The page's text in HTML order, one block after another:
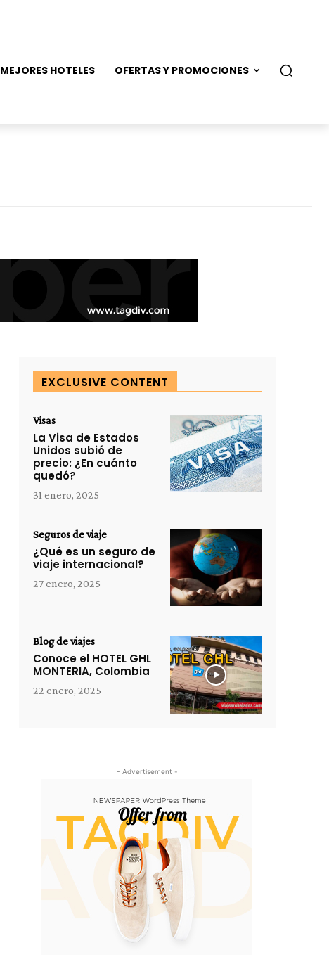
MEJORES HOTELES OFERTAS Y PROMOCIONES
EXCLUSIVE CONTENT
Visas
La Visa de Estados
Unidos subió de
precio: ¿En cuánto
quedó?
31 enero, 2025
Seguros de viaje
¿Qué es un seguro de
viaje internacional?
27 enero, 2025
Blog de viajes
Conoce el HOTEL GHL
MONTERIA, Colombia
22 enero, 2025
- Advertisement -